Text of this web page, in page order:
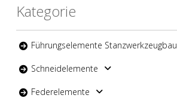
Kategorie
Führungselemente Stanzwerkzeugbau
Schneidelemente
Federelemente